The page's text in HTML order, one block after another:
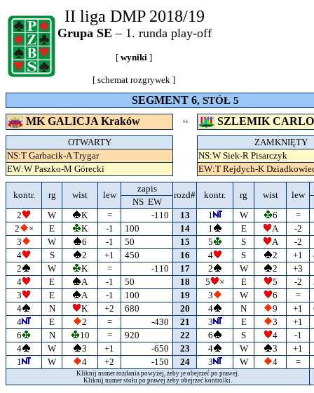
II liga DMP 2018/19
Grupa SE – 1. runda play-off
[wyniki ]
[schemat rozgrywek ]
SEGMENT 6, STÓŁ 5
MK GALICJA Kraków VS SZLEMIK
OTWARTY
ZAMKNIĘTY
NS:T Garbacik-A Trygar
NS:W Siek-R Pisarczyk
EW:W Paszko-M Górecki
EW:T Rejdych-K
kontr. rg wist lew
zapis
rozd# kontr. rg wist lew
NS EW
2
W K = -110 13 1 W 6
=
2
× E K -1 100 14 1 E A -2
3
W 6 -1 50 15 5 S A
-2
4
S 2 +1 450 16 4 S 2 +1
2
W K = -110 17 2 W 2
+3
4
E A -1 50 18 5 × E 5 -2
3
E A -1 100 19 3 W 6
=
4
N K +2 680 20 4 N 9 +1
4
E 2 = -430 21 3 E 3
+1
6
N 10 = 920 22 6 S 4
-1
4
W 3 +1 -650 23 4 W 3
+1
1
W 4 +2 -150 24 3 W 4 =
Kliknij numer rozdania powyżej, żeby je obejrzeć po prawej.
Kliknij numer stołu po prawej żeby obejrzeć kontrolki.